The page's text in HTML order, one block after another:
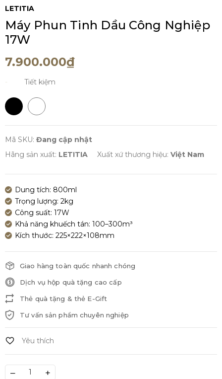
LETITIA
Máy Phun Tinh Dầu Công Nghiệp
17W
7.900.000₫
- Tiết kiệm
Mã SKU: Đang cập nhật
Hãng sản xuất: LETITIA Xuất xứ thương hiệu: Việt Nam
Dung tích: 800ml
Trọng lượng: 2kg
Công suất: 17W
Khả năng khuếch tán: 100–300m³
Kích thước: 225×222×108mm
Giao hàng toàn quốc nhanh chóng
Dịch vụ hộp quà tặng cao cấp
Thẻ quà tặng & thẻ E-Gift
Tư vấn sản phẩm chuyên nghiệp
– +